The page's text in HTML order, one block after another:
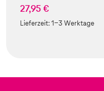
27,95 €
Lieferzeit:1-3 Werktage